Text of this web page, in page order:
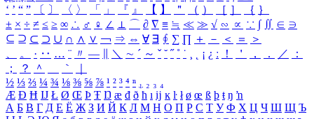
‘ ’ “ ” 〔 〕 〈 〉 「 」 『 』 【 】 ＂ （ ） ［ ］ ｛ ｝
± × ÷ ≠ ≤ ≥ ∞ ∴ ♂ ♀ ∠ ⊥ ⌒ ∂ ∇ ≡ ≒ ≪ ≫ √ ∽ ∝ ∵ ∫ ∬ ∈ ∋
⊆ ⊇ ⊂ ⊃ ∪ ∩ ∧ ∨ ￢ ⇒ ⇔ ∀ ∃ ∮ ∑ ∏ ＋ － ＜ ＝
＞
、
。 · ‥ … ¨ 〃 ― ＼ ∼ ´ ～ ˇ ˘ ˝ ˚ ˙ ¸ ¡ ¿ ː ！ ＇ ， ． ／
：
；
？ ＾ ｀
½ ⅓ ⅔ ¼ ¾ ⅛ ⅜ ⅝ ⅞ ¹ ² ³ ⁴ ⁿ ₁ ₂ ₃ ₄
Æ Ð Ħ Ĳ Ł Ø Œ Þ Ŧ Ŋ æ đ ð ħ ı ĳ ĸ ŀ ł ø œ ß þ ŧ ŋ ŉ
А Б В Г Д Е Ё Ж З И Й К Л М Н О П Р С Т У Ф Х Ц Ч Ш Щ Ъ